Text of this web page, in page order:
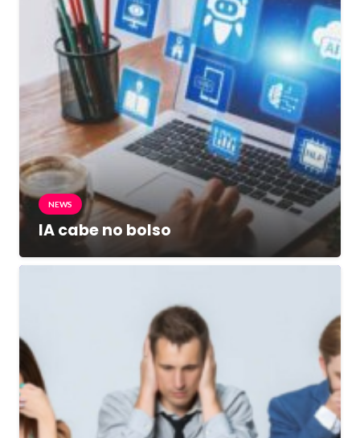
NEWS
IA cabe no bolso